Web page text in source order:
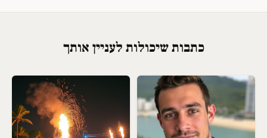
כתבות שיכולות לעניין אותך